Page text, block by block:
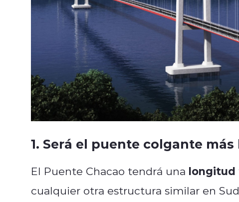
1. Será el puente colgante
El Puente Chacao tendrá una longitud
cualquier otra estructura similar en